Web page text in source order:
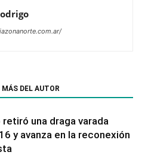
MÁS DEL AUTOR
retiró una draga varada
y avanza en la reconexión